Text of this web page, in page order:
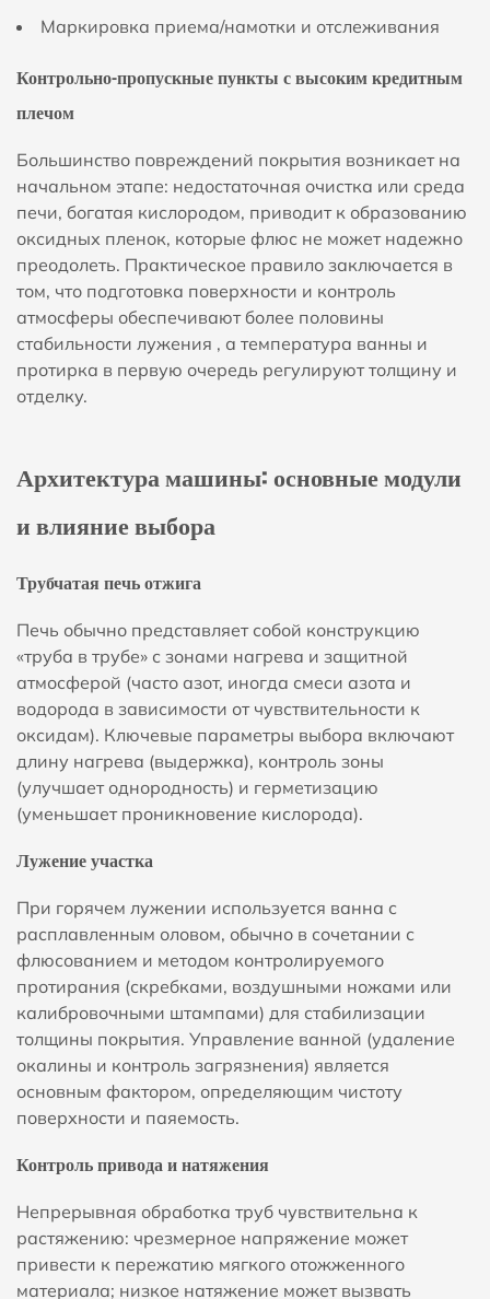
Маркировка приема/намотки и отслеживания
Контрольно-пропускные пункты с высоким кредитным
плечом
Большинство повреждений покрытия возникает на
начальном этапе: недостаточная очистка или среда
печи, богатая кислородом, приводит к образованию
оксидных пленок, которые флюс не может надежно
преодолеть. Практическое правило заключается в
том, что подготовка поверхности и контроль
атмосферы обеспечивают более половины
стабильности лужения , а температура ванны и
протирка в первую очередь регулируют толщину и
отделку.
Архитектура машины: основные модули
и влияние выбора
Трубчатая печь отжига
Печь обычно представляет собой конструкцию
«труба в трубе» с зонами нагрева и защитной
атмосферой (часто азот, иногда смеси азота и
водорода в зависимости от чувствительности к
оксидам). Ключевые параметры выбора включают
длину нагрева (выдержка), контроль зоны
(улучшает однородность) и герметизацию
(уменьшает проникновение кислорода).
Лужение участка
При горячем лужении используется ванна с
расплавленным оловом, обычно в сочетании с
флюсованием и методом контролируемого
протирания (скребками, воздушными ножами или
калибровочными штампами) для стабилизации
толщины покрытия. Управление ванной (удаление
окалины и контроль загрязнения) является
основным фактором, определяющим чистоту
поверхности и паяемость.
Контроль привода и натяжения
Непрерывная обработка труб чувствительна к
растяжению: чрезмерное напряжение может
привести к пережатию мягкого отожженного
материала; низкое натяжение может вызвать